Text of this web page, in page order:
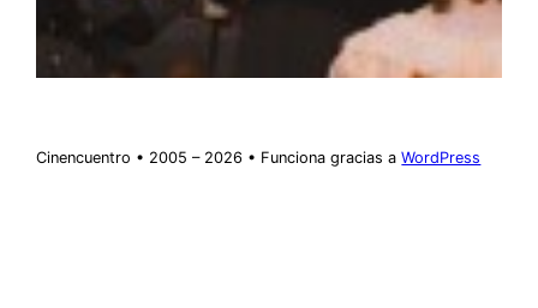
Cinencuentro • 2005 – 2026 • Funciona gracias aWordPress